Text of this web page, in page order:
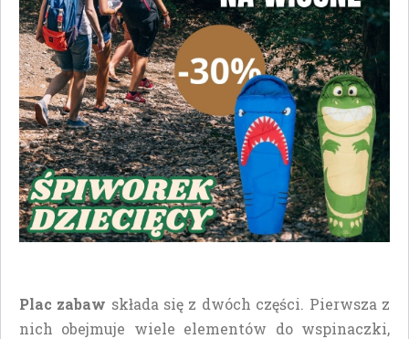
Plac zabaw składa się z dwóch części. Pierwsza z
nich obejmuje wiele elementów do wspinaczki,